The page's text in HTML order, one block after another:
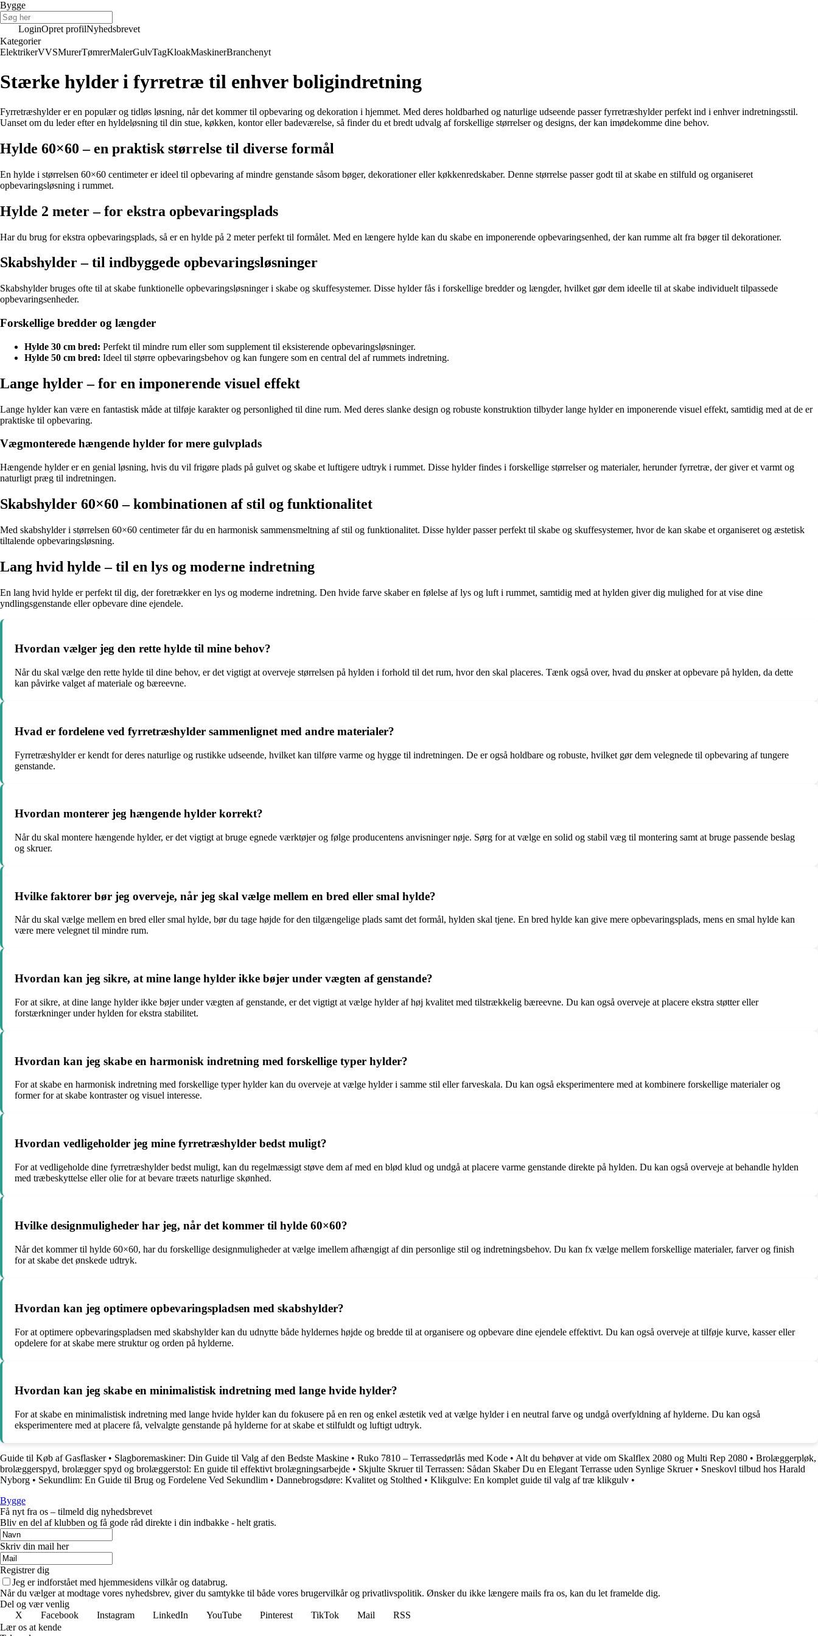
Bygge
LoginOpret profilNyhedsbrevet
Kategorier
ElektrikerVVSMurerTømrerMalerGulvTagKloakMaskinerBranchenyt
Stærke hylder i fyrretræ til enhver boligindretning
Fyrretræshylder er en populær og tidløs løsning, når det kommer til opbevaring og dekoration i hjemmet. Med deres holdbarhed og naturlige udseende passer fyrretræshylder perfekt ind i enhver indretningsstil.
Uanset om du leder efter en hyldeløsning til din stue, køkken, kontor eller badeværelse, så finder du et bredt udvalg af forskellige størrelser og designs, der kan imødekomme dine behov.
Hylde 60×60 – en praktisk størrelse til diverse formål
En hylde i størrelsen 60×60 centimeter er ideel til opbevaring af mindre genstande såsom bøger, dekorationer eller køkkenredskaber. Denne størrelse passer godt til at skabe en stilfuld og organiseret
opbevaringsløsning i rummet.
Hylde 2 meter – for ekstra opbevaringsplads
Har du brug for ekstra opbevaringsplads, så er en hylde på 2 meter perfekt til formålet. Med en længere hylde kan du skabe en imponerende opbevaringsenhed, der kan rumme alt fra bøger til dekorationer.
Skabshylder – til indbyggede opbevaringsløsninger
Skabshylder bruges ofte til at skabe funktionelle opbevaringsløsninger i skabe og skuffesystemer. Disse hylder fås i forskellige bredder og længder, hvilket gør dem ideelle til at skabe individuelt tilpassede
opbevaringsenheder.
Forskellige bredder og længder
Hylde 30 cm bred: Perfekt til mindre rum eller som supplement til eksisterende opbevaringsløsninger.
Hylde 50 cm bred: Ideel til større opbevaringsbehov og kan fungere som en central del af rummets indretning.
Lange hylder – for en imponerende visuel effekt
Lange hylder kan være en fantastisk måde at tilføje karakter og personlighed til dine rum. Med deres slanke design og robuste konstruktion tilbyder lange hylder en imponerende visuel effekt, samtidig med at de er
praktiske til opbevaring.
Vægmonterede hængende hylder for mere gulvplads
Hængende hylder er en genial løsning, hvis du vil frigøre plads på gulvet og skabe et luftigere udtryk i rummet. Disse hylder findes i forskellige størrelser og materialer, herunder fyrretræ, der giver et varmt og
naturligt præg til indretningen.
Skabshylder 60×60 – kombinationen af stil og funktionalitet
Med skabshylder i størrelsen 60×60 centimeter får du en harmonisk sammensmeltning af stil og funktionalitet. Disse hylder passer perfekt til skabe og skuffesystemer, hvor de kan skabe et organiseret og æstetisk
tiltalende opbevaringsløsning.
Lang hvid hylde – til en lys og moderne indretning
En lang hvid hylde er perfekt til dig, der foretrækker en lys og moderne indretning. Den hvide farve skaber en følelse af lys og luft i rummet, samtidig med at hylden giver dig mulighed for at vise dine
yndlingsgenstande eller opbevare dine ejendele.
Hvordan vælger jeg den rette hylde til mine behov?
Når du skal vælge den rette hylde til dine behov, er det vigtigt at overveje størrelsen på hylden i forhold til det rum, hvor den skal placeres. Tænk også over, hvad du ønsker at opbevare på hylden, da dette
kan påvirke valget af materiale og bæreevne.
Hvad er fordelene ved fyrretræshylder sammenlignet med andre materialer?
Fyrretræshylder er kendt for deres naturlige og rustikke udseende, hvilket kan tilføre varme og hygge til indretningen. De er også holdbare og robuste, hvilket gør dem velegnede til opbevaring af tungere
genstande.
Hvordan monterer jeg hængende hylder korrekt?
Når du skal montere hængende hylder, er det vigtigt at bruge egnede værktøjer og følge producentens anvisninger nøje. Sørg for at vælge en solid og stabil væg til montering samt at bruge passende beslag
og skruer.
Hvilke faktorer bør jeg overveje, når jeg skal vælge mellem en bred eller smal hylde?
Når du skal vælge mellem en bred eller smal hylde, bør du tage højde for den tilgængelige plads samt det formål, hylden skal tjene. En bred hylde kan give mere opbevaringsplads, mens en smal hylde kan
være mere velegnet til mindre rum.
Hvordan kan jeg sikre, at mine lange hylder ikke bøjer under vægten af genstande?
For at sikre, at dine lange hylder ikke bøjer under vægten af genstande, er det vigtigt at vælge hylder af høj kvalitet med tilstrækkelig bæreevne. Du kan også overveje at placere ekstra støtter eller
forstærkninger under hylden for ekstra stabilitet.
Hvordan kan jeg skabe en harmonisk indretning med forskellige typer hylder?
For at skabe en harmonisk indretning med forskellige typer hylder kan du overveje at vælge hylder i samme stil eller farveskala. Du kan også eksperimentere med at kombinere forskellige materialer og
former for at skabe kontraster og visuel interesse.
Hvordan vedligeholder jeg mine fyrretræshylder bedst muligt?
For at vedligeholde dine fyrretræshylder bedst muligt, kan du regelmæssigt støve dem af med en blød klud og undgå at placere varme genstande direkte på hylden. Du kan også overveje at behandle hylden
med træbeskyttelse eller olie for at bevare træets naturlige skønhed.
Hvilke designmuligheder har jeg, når det kommer til hylde 60×60?
Når det kommer til hylde 60×60, har du forskellige designmuligheder at vælge imellem afhængigt af din personlige stil og indretningsbehov. Du kan fx vælge mellem forskellige materialer, farver og finish
for at skabe det ønskede udtryk.
Hvordan kan jeg optimere opbevaringspladsen med skabshylder?
For at optimere opbevaringspladsen med skabshylder kan du udnytte både hyldernes højde og bredde til at organisere og opbevare dine ejendele effektivt. Du kan også overveje at tilføje kurve, kasser eller
opdelere for at skabe mere struktur og orden på hylderne.
Hvordan kan jeg skabe en minimalistisk indretning med lange hvide hylder?
For at skabe en minimalistisk indretning med lange hvide hylder kan du fokusere på en ren og enkel æstetik ved at vælge hylder i en neutral farve og undgå overfyldning af hylderne. Du kan også
eksperimentere med at placere få, velvalgte genstande på hylderne for at skabe et stilfuldt og luftigt udtryk.
Guide til Køb af Gasflasker• Slagboremaskiner: Din Guide til Valg af den Bedste Maskine • Ruko 7810 – Terrassedørlås med Kode • Alt du behøver at vide om Skalflex 2080 og Multi Rep 2080 • Brolæggerpløk,
brolæggerspyd, brolægger spyd og brolæggerstol: En guide til effektivt brolægningsarbejde • Skjulte Skruer til Terrassen: Sådan Skaber Du en Elegant Terrasse uden Synlige Skruer• Sneskovl tilbud hos Harald
Nyborg • Sekundlim: En Guide til Brug og Fordelene Ved Sekundlim • Dannebrogsdøre: Kvalitet og Stolthed • Klikgulve: En komplet guide til valg af træ klikgulv •
Bygge
Få nyt fra os – tilmeld dig nyhedsbrevet
Bliv en del af klubben og få gode råd direkte i din indbakke - helt gratis.
Skriv din mail her
Registrer dig
Jeg er indforstået med hjemmesidens vilkår og databrug.
Når du vælger at modtage vores nyhedsbrev, giver du samtykke til både vores brugervilkår og privatlivspolitik. Ønsker du ikke længere mails fra os, kan du let framelde dig.
Del og vær venlig
X
Facebook Instagram LinkedIn YouTube Pinterest TikTok Mail
RSS
Lær os at kende